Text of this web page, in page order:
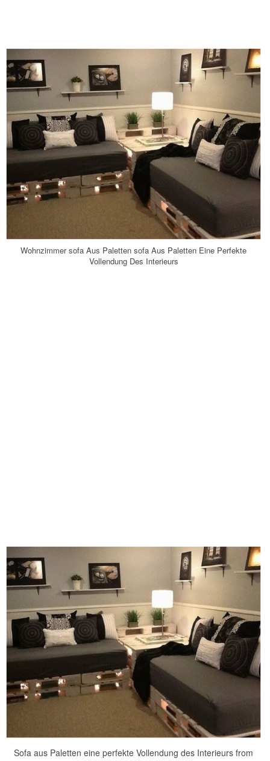
Wohnzimmer sofa Aus Paletten sofa Aus Paletten Eine Perfekte
Vollendung Des Interieurs
Sofa aus Paletten eine perfekte Vollendung des Interieurs from